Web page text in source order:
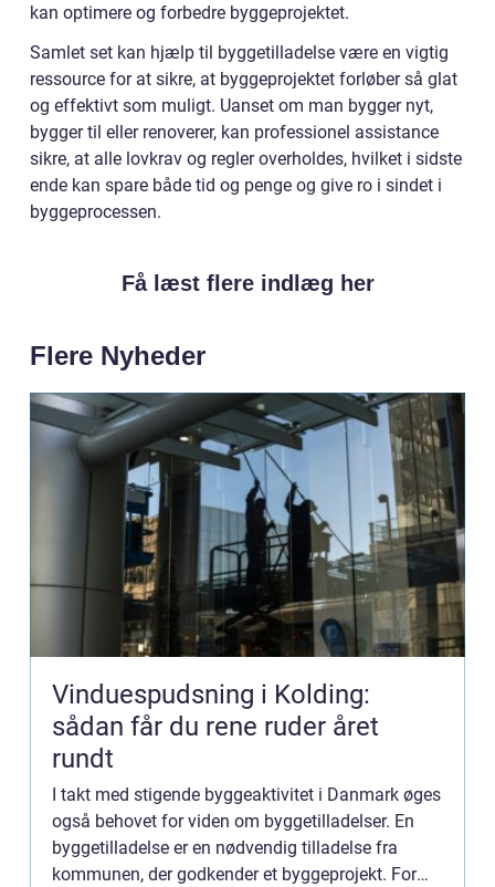
kan optimere og forbedre byggeprojektet.
Samlet set kan hjælp til byggetilladelse være en vigtig
ressource for at sikre, at byggeprojektet forløber så glat
og effektivt som muligt. Uanset om man bygger nyt,
bygger til eller renoverer, kan professionel assistance
sikre, at alle lovkrav og regler overholdes, hvilket i sidste
ende kan spare både tid og penge og give ro i sindet i
byggeprocessen.
Få læst flere indlæg her
Flere Nyheder
Vinduespudsning i Kolding:
sådan får du rene ruder året
rundt
I takt med stigende byggeaktivitet i Danmark øges
også behovet for viden om byggetilladelser. En
byggetilladelse er en nødvendig tilladelse fra
kommunen, der godkender et byggeprojekt. For